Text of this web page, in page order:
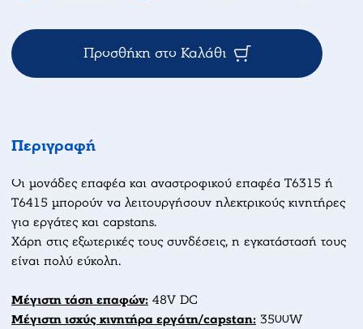
Προσθήκη στο Καλάθι
Περιγραφή
Οι μονάδες επαφέα και αναστροφικού επαφέα T6315 ή
T6415 μπορούν να λειτουργήσουν ηλεκτρικούς κινητήρες
για εργάτες και capstans.
Χάρη στις εξωτερικές τους συνδέσεις, η εγκατάστασή τους
είναι πολύ εύκολη.
Μέγιστη τάση επαφών: 48V DC
Μέγιστη ισχύς κινητήρα εργάτη/capstan: 3500W